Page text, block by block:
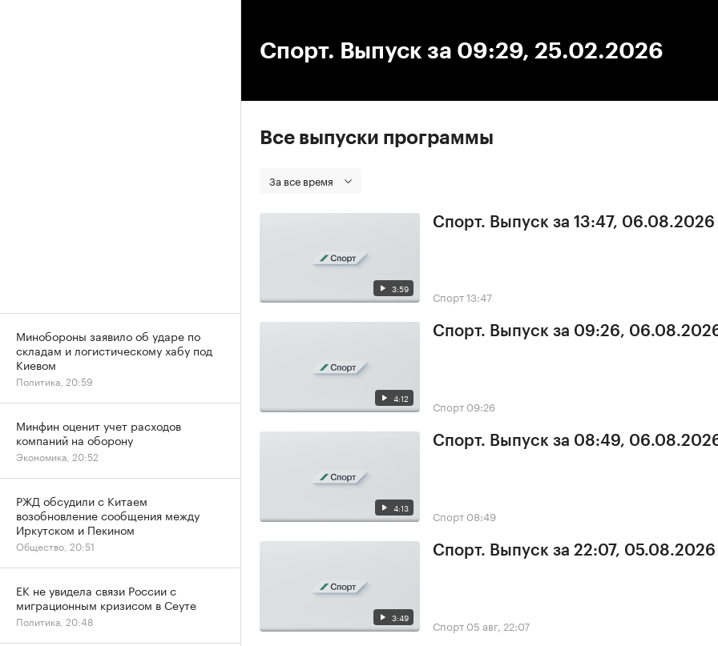
Спорт. Выпуск за 09:29, 25.02.2026
Все выпуски программы
За все время
3:59
Спорт. Выпуск за 13:47, 06.08.2026
Спорт13:47
4:12
Спорт. Выпуск за 09:26,
Спорт 09:26
4:13
Спорт. Выпуск за 08:49,
Спорт 08:49
3:49
Спорт. Выпуск за 22:07, 05.08.2026
Спорт 05 авг, 22:07
Минобороны заявило об ударе по
складам и логистическому хабу под
Киевом
Политика, 20:59
Минфин оценит учет расходов
компаний на оборону
Экономика, 20:52
РЖД обсудили с Китаем
возобновление сообщения между
Иркутском и Пекином
Общество, 20:51
ЕК не увидела связи России с
миграционным кризисом в Сеуте
Политика, 20:48